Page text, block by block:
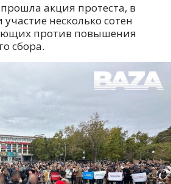
акция протеста, в
несколько сотен
против повышения
сбора.